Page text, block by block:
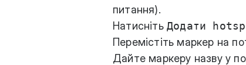
питання).
Натисніть Додати
Перемістіть маркер на
Дайте маркеру назву у